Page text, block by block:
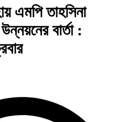
এমপি তাহসিনা
বার্তা :